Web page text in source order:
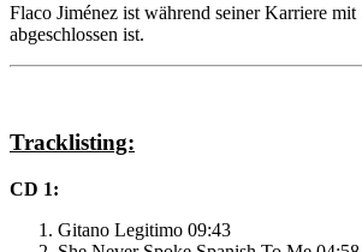
Flaco Jiménez ist während seiner Karriere
abgeschlossen ist.
Tracklisting:
CD 1:
Gitano Legitimo 09:43